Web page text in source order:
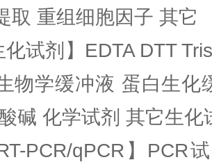
取 重组细胞因子 其它
化试剂】EDTA DTT
物学缓冲液 蛋白生化
碱 化学试剂 其它生化
RT-PCR/qPCR】PCR